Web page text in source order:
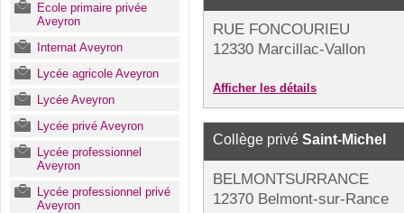
Ecole primaire privée
Aveyron
Internat Aveyron
Lycée agricole Aveyron
Lycée Aveyron
Lycée privé Aveyron
Lycée professionnel
Aveyron
Lycée professionnel privé
Aveyron
RUE FONCOURIEU
12330 Marcillac-Vallon
Afficher les détails
Collège privé Saint-Michel
BELMONTSURRANCE
12370 Belmont-sur-Rance